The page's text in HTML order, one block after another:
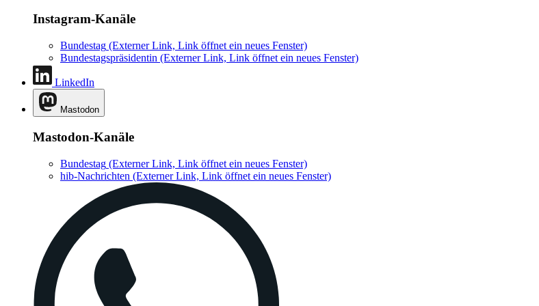
Instagram-Kanäle
Bundestag (Externer Link, Link öffnet ein neues Fenster)
Bundestagspräsidentin (Externer Link, Link öffnet ein neues Fenster)
LinkedIn
Mastodon
Mastodon-Kanäle
Bundestag (Externer Link, Link öffnet ein neues Fenster)
hib-Nachrichten (Externer Link, Link öffnet ein neues Fenster)